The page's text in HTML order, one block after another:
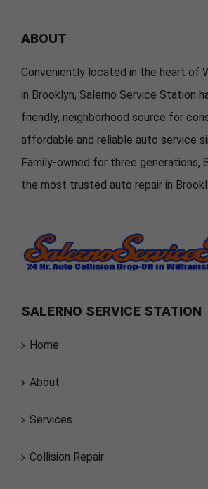
ABOUT
Conveniently located in the heart of
in Brooklyn, Salerno Service Station
friendly, neighborhood source for
affordable and reliable auto service
Family-owned for three generations,
the most trusted auto repair in
SALERNO SERVICE STATION
Home
About
Services
Collision Repair